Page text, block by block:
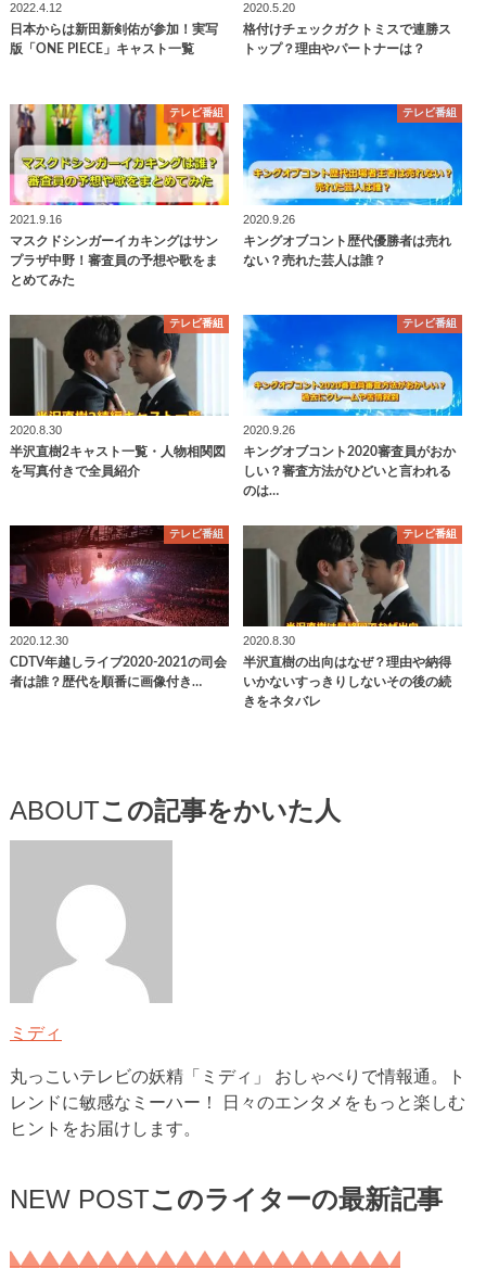
2022.4.12
日本からは新田新剣佑が参加！実写
版「ONE PIECE」キャスト一覧
2020.5.20
格付けチェックガクトミスで連勝ス
トップ？理由やパートナーは？
テレビ番組
2021.9.16
マスクドシンガーイカキングはサン
プラザ中野！審査員の予想や歌をま
とめてみた
テレビ番組
2020.9.26
キングオブコント歴代優勝者は売れ
ない？売れた芸人は誰？
テレビ番組
2020.8.30
半沢直樹2キャスト一覧・人物相関図
を写真付きで全員紹介
テレビ番組
2020.9.26
キングオブコント2020審査員がおか
しい？審査方法がひどいと言われる
のは…
テレビ番組
2020.12.30
CDTV年越しライブ2020-2021の司会
者は誰？歴代を順番に画像付き…
テレビ番組
2020.8.30
半沢直樹の出向はなぜ？理由や納得
いかないすっきりしないその後の続
きをネタバレ
ABOUTこの記事をかいた人
ミディ
丸っこいテレビの妖精「ミディ」 おしゃべりで情報通。ト
レンドに敏感なミーハー！ 日々のエンタメをもっと楽しむ
ヒントをお届けします。
NEW POSTこのライターの最新記事